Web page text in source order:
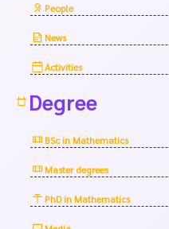
People
News
Activities
Degree
BSc in Mathematics
Master degrees
PhD in Mathematics